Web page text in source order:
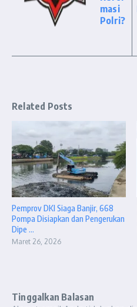
masi
Polri?
Related Posts
Pemprov DKI Siaga Banjir, 668
Pompa Disiapkan dan Pengerukan
Dipe ...
Maret 26, 2026
Tinggalkan Balasan